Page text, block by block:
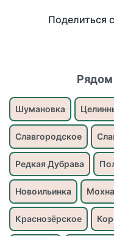
Поделиться
Рядом
Шумановка
Славгородское
Редкая Дубрава
Новоильинка
Краснозёрское